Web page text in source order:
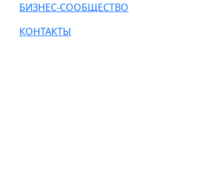
БИЗНЕС-СООБЩЕСТВО
КОНТАКТЫ